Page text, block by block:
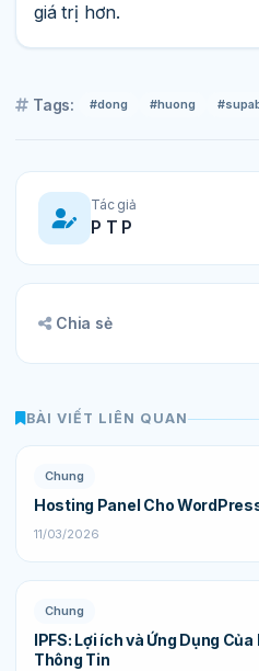
giá trị hơn.
Tags: #dong #huong
Tác giả
P T P
Chia sẻ
BÀI VIẾT LIÊN QUAN
Chung
Hosting Panel Cho
11/03/2026
Chung
IPFS: Lợi ích và Ứng Dụng
Thông Tin